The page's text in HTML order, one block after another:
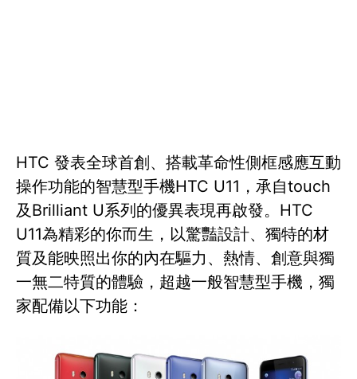
HTC 發表全球首創、搭載革命性側框感應互動
操作功能的智慧型手機HTC U11，承自touch
及Brilliant U系列的優異表現再啟發。HTC
U11為精彩的你而生，以驚豔設計、獨特的材
質及能映照出你的內在驅力、熱情、創意與獨
一無二特質的體驗，超越一般智慧型手機，獨
家配備以下功能：